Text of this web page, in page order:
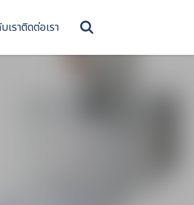
เราติดต่อเรา